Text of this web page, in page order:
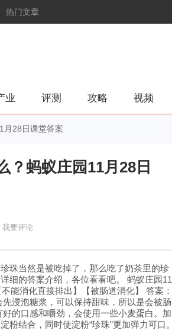
热门文章
业 评测 攻略 视频
月28日课堂答案
？蚂蚁庄园11月28日
我要评论
珠当然是被吃掉了，那么吃了奶茶里的珍
细的答案介绍，各位看看吧。
蚂蚁庄园11
能消化直接排出】【被肠道消化】 答案：
浸泡糖浆，可以保持甜味，所以是会被肠
的口感和嚼劲，会使用一些小麦蛋白。加
结合，同时使淀粉“珍珠”更加弹力可口。